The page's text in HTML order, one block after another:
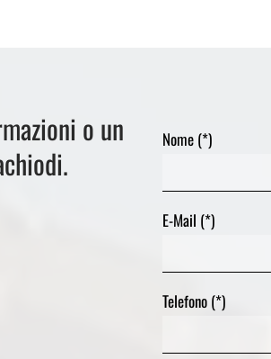
o un
Nome (*)
E-Mail (*)
Telefono (*)